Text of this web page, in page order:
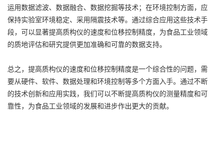
运用数据滤波、数据融合、数据挖掘等技术；在环境控制方面，应
保持实验室环境稳定、采用隔震技术等。通过综合应用这些技术手
段，可以显著提高质构仪的速度和位移控制精度，为食品工业领域
的质地评估和研究提供更加准确和可靠的数据支持。
总之，提高质构仪的速度和位移控制精度是一个综合性的问题，需
要从硬件、软件、数据处理和环境控制等多个方面入手。通过不断
的技术创新和应用实践，我们可以不断提高质构仪的测量精度和可
靠性，为食品工业领域的发展和进步作出更大的贡献。